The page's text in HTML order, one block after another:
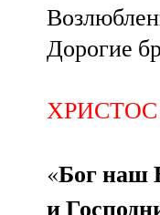
Дорогие
«Бог наш
и